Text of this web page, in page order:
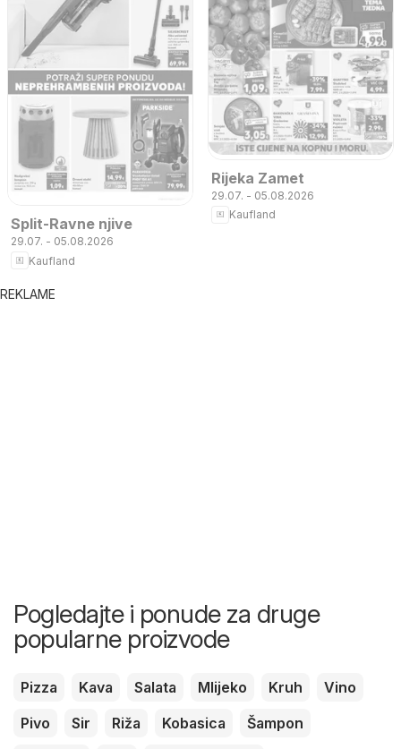
Split-Ravne njive
29.07. - 05.08.2026
Kaufland
Rijeka Zamet
29.07. - 05.08.2026
Kaufland
REKLAME
Pogledajte i ponude za druge
popularne proizvode
Pizza Kava Salata Mlijeko Kruh
Vino
Pivo
Sir Riža Kobasica
Šampon